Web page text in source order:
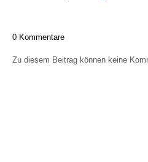
0 Kommentare
Zu diesem Beitrag können keine